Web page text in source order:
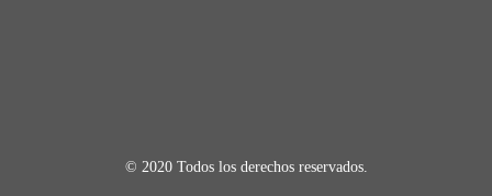
© 2020 Todos los derechos reservados.